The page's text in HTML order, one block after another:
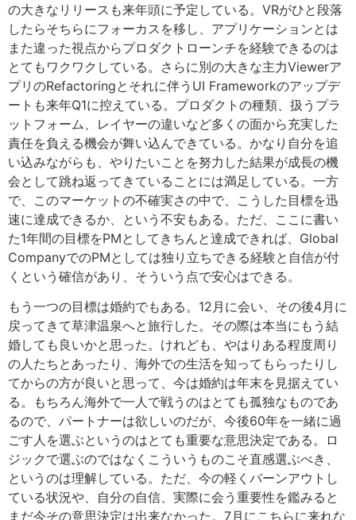
の大きなリリースも来年頭に予定している。VRがひと段落
したらそちらにフォーカスを移し、アプリケーションとは
また違った視点からプロダクトローンチを経験できるのは
とてもワクワクしている。さらに別の大きな主力Viewerア
プリのRefactoringとそれに伴うUI Frameworkのアップデ
ートも来年Q1に控えている。プロダクトの種類、扱うプラ
ットフォーム、レイヤーの違いなど多くの面から充実した
責任を負える機会が舞い込んできている。かなり自分を追
い込みながらも、やりたいことを努力した結果が成長の機
会として跳ね返ってきていることには満足している。一方
で、このマーケットの不確実さの中で、こうした目標を迅
速に達成できるか、という不安もある。ただ、ここに書い
た1年間の目標をPMとしてきちんと達成できれば、Global
CompanyでのPMとしては独り立ちできる経験と自信が付
くという確信があり、そういう点で安心はできる。
もう一つの目標は婚約でもある。12月に会い、その後4月に
戻ってきて草津温泉へと旅行した。その際は本当にもう結
婚しても良いかと思った。けれども、やはりある程度周り
の人たちとあったり、海外での生活を知ってもらったりし
てからの方が良いと思って、今は婚約は年末を見据えてい
る。もちろん海外で一人で戦うのはとても孤独なものであ
るので、パートナーは欲しいのだが、今後60年を一緒に過
ごす人を選ぶというのはとても重要な意思決定である。ロ
ジックで選ぶのではなくこういうものこそ直感選ぶべき、
というのは理解している。ただ、今の軽くバーンアウトし
ている状況や、自分の自信、実際に会う重要性を鑑みると
まだ今その意思決定は出来なかった。7月にこちらに来れな